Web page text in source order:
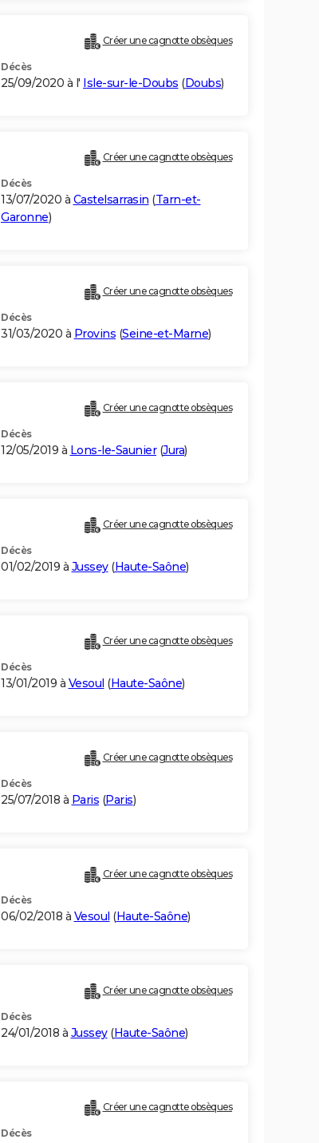
Créer une cagnotte obsèques
Décès
25/09/2020 à l' Isle-sur-le-Doubs (Doubs)
Créer une cagnotte obsèques
Décès
13/07/2020 à Castelsarrasin (Tarn-et-
Garonne)
Créer une cagnotte obsèques
Décès
31/03/2020 à Provins (Seine-et-Marne)
Créer une cagnotte obsèques
Décès
12/05/2019 à Lons-le-Saunier(Jura)
Créer une cagnotte obsèques
Décès
01/02/2019 à Jussey(Haute-Saône)
Créer une cagnotte obsèques
Décès
13/01/2019 à Vesoul (Haute-Saône)
Créer une cagnotte obsèques
Décès
25/07/2018 à Paris (Paris)
Créer une cagnotte obsèques
Décès
06/02/2018 à Vesoul (Haute-Saône)
Créer une cagnotte obsèques
Décès
24/01/2018 à Jussey(Haute-Saône)
Créer une cagnotte obsèques
Décès